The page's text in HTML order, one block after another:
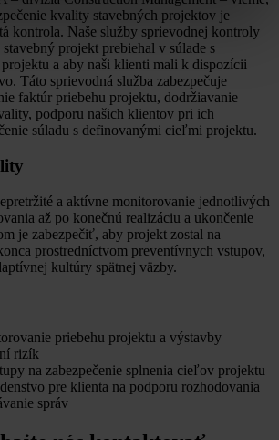
kvality stavebných projektov je
kontrola. Naše služby sprievodnej kontroly
projekt prebiehal v súlade s
a aby naši klienti mali k dispozícii
Táto sprievodná služba zabezpečuje
faktúr priebehu projektu, dodržiavanie
podporu našich klientov pri ich
súladu s definovanými cieľmi projektu.
a aktívne monitorovanie jednotlivých
až po konečnú realizáciu a ukončenie
je zabezpečiť, aby projekt zostal na
prostredníctvom preventívnych vstupov,
kultúry spätnej väzby.
priebehu projektu a výstavby
rizík
na zabezpečenie splnenia cieľov projektu
pre klienta na podporu rozhodovania
správ